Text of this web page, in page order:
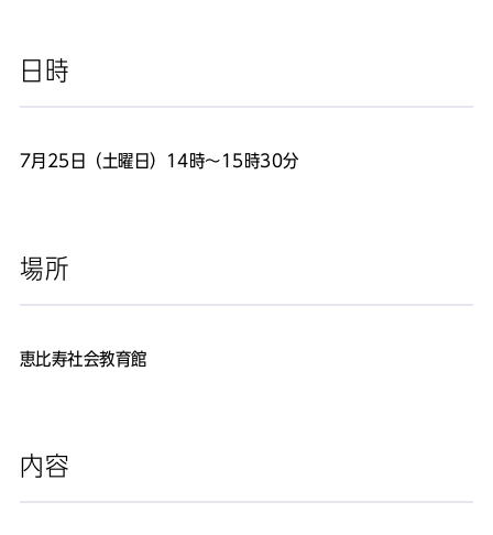
日時
7月25日（土曜日）14時～15時30分
場所
恵比寿社会教育館
内容